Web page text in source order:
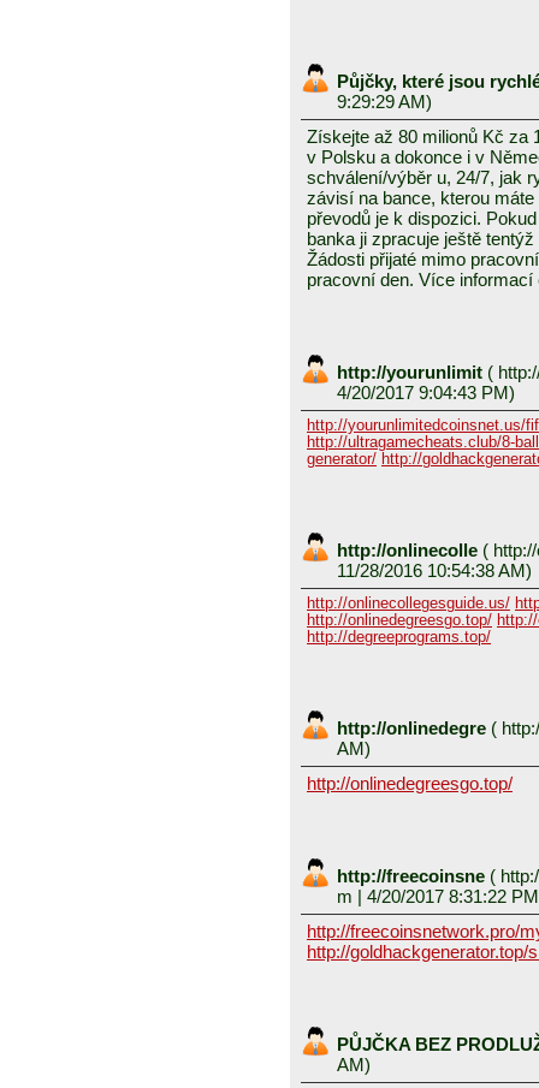
Půjčky, které jsou
9:29:29 AM)
Získejte až 80 milionů Kč za
v Polsku a dokonce i v
schválení/výběr u, 24/7, jak
závisí na bance, kterou
převodů je k dispozici.
banka ji zpracuje ještě tentýž
Žádosti přijaté mimo
pracovní den. Více
http://yourunlimit (
4/20/2017 9:04:43 PM)
http://yourunlimitedcoinsnet.us/
http://ultragamecheats.club/8-
generator/ http://
http://onlinecolle (
11/28/2016 10:54:38 AM)
http://onlinecollegesguide.us/
http://onlinedegreesgo.top/
http://degreeprograms.top/
http://onlinedegre (
AM)
http://onlinedegreesgo.top/
http://freecoinsne (
m | 4/20/2017 8:31:22
http://freecoinsnetwork.pro/
http://
PŮJČKA BEZ
AM)